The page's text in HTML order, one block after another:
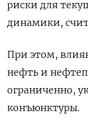
риски для
динамики,
При этом,
нефть и
ограниченно,
конъюнктуры.